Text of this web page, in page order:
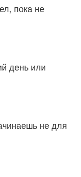
пока не
день или
не для